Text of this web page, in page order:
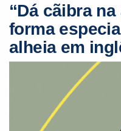
“Dá cãibra
forma
alheia em